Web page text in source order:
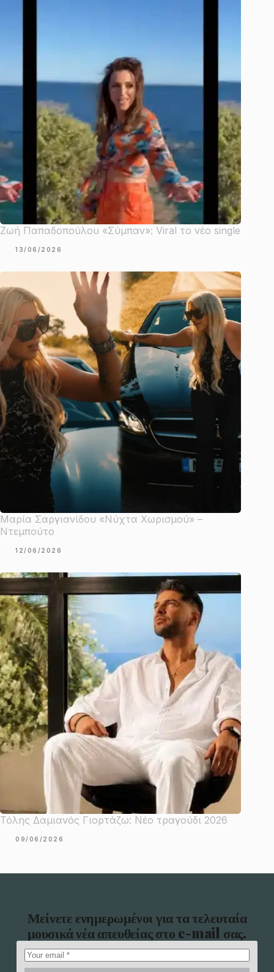
Ζωή Παπαδοπούλου «Σύμπαν»: Viral το νέο single
13/06/2026
Μαρία Σαργιανίδου «Νύχτα Χωρισμού» –
Ντεμπούτο
12/06/2026
Τόλης Δαμιανός Γιορτάζω: Νέο τραγούδι 2026
09/06/2026
Μείνετε ενημερωμένοι για τα τελευταία
μουσικά νέα απευθείας στο e-mail σας.